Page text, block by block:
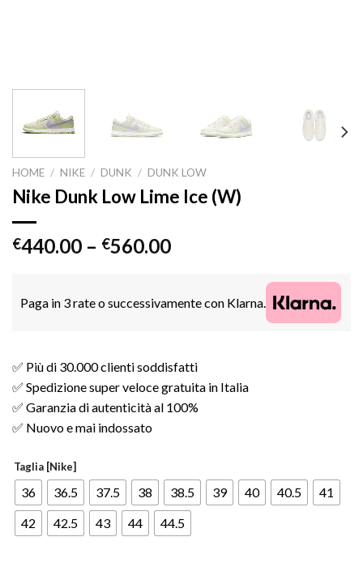
HOME / NIKE / DUNK / DUNK LOW
Nike Dunk Low Lime Ice (W)
€440.00 – €560.00
Paga in 3 rate o successivamente con Klarna.
✅ Più di 30.000 clienti soddisfatti
✅ Spedizione super veloce gratuita in Italia
✅ Garanzia di autenticità al 100%
✅ Nuovo e mai indossato
Taglia [Nike]
36 36.5 37.5 38 38.5 39 40 40.5
41
42
42.5 43 44 44.5